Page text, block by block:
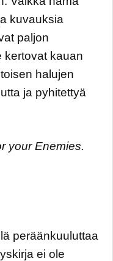
kuvauksia
paljon
kertovat kauan
halujen
ja pyhitettyä
your Enemies.
peräänkuuluttaa
ei ole